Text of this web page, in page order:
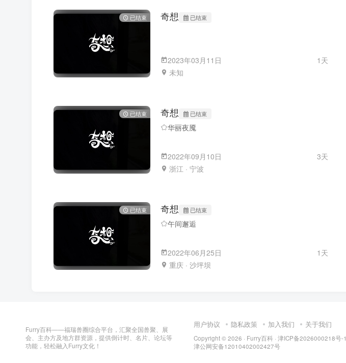
已结束 奇想 已结束
2023年03月11日
1天
未知
已结束 奇想 已结束
华丽夜魇
2022年09月10日
3天
浙江 · 宁波
已结束 奇想 已结束
午间邂逅
2022年06月25日
1天
重庆 · 沙坪坝
Furry百科——福瑞兽圈综合平台，汇聚全国兽聚、展
会、主办方及地方群资源，提供倒计时、名片、论坛等
功能，轻松融入Furry文化！
用户协议 隐私政策 加入我们 关于我们
Copyright © 2026 · Furry百科 · 津ICP备2026000218号-1
津公网安备12010402002427号